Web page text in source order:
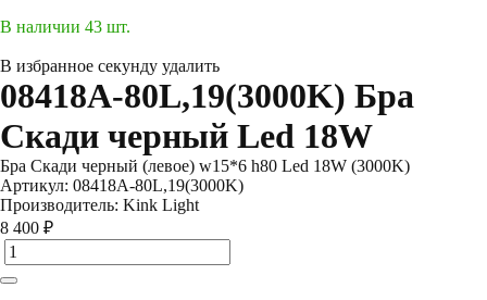
В наличии 43 шт.
В избранное секунду удалить
08418A-80L,19(3000K) Бра
Скади черный Led 18W
Бра Скади черный (левое) w15*6 h80 Led 18W (3000K)
Артикул: 08418A-80L,19(3000K)
Производитель: Kink Light
8 400 ₽